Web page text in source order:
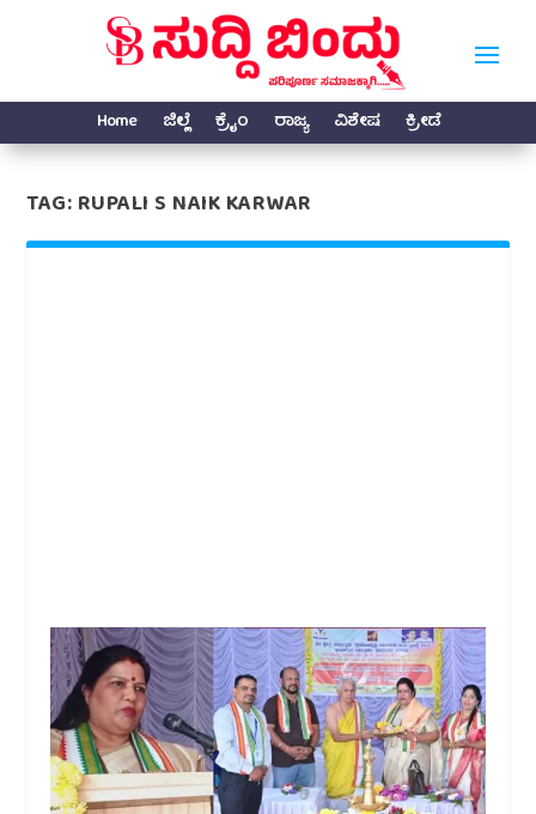
Home ಜಿಲ್ಲೆ ಕ್ರೈಂ ರಾಜ್ಯ ವಿಶೇಷ ಕ್ರೀಡೆ
TAG:RUPALI S NAIK KARWAR